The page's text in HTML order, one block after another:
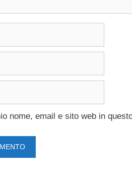
nome, email e sito web in